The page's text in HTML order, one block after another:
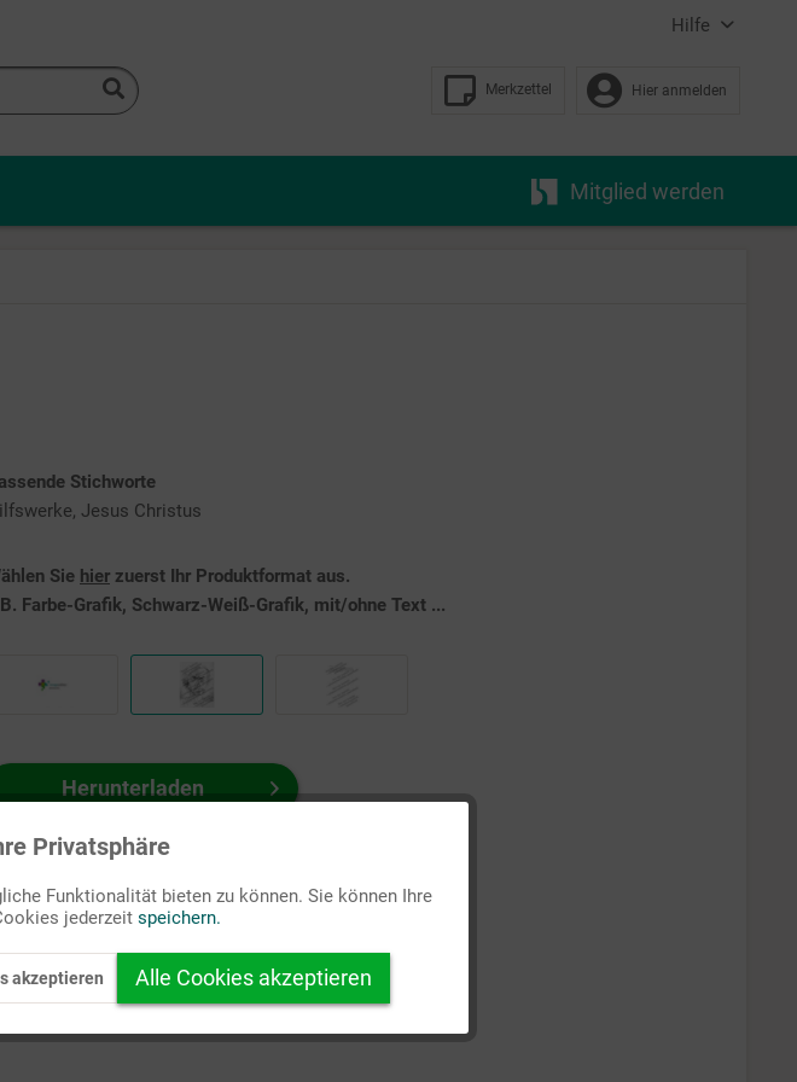
Hilfe
Merkzettel Hier anmelden
Mitglied werden
Stichworte
Jesus Christus
Sie hier zuerst Ihr Produktformat aus.
Farbe-Grafik, Schwarz-Weiß-Grafik, mit/ohne Text ...
Herunterladen
Auf Ihren Merkzettel setzen
Inaktiv
Privatsphäre
Funktionalität bieten zu können. Sie können Ihre
jederzeit speichern.
akzeptieren Alle Cookies akzeptieren